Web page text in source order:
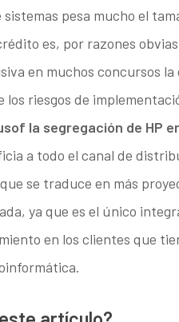
pesa mucho el
es, por razones
en muchos concursos
riesgos de
la segregación de HP
a todo el canal de
se traduce en más
ya que es el único
en los clientes que